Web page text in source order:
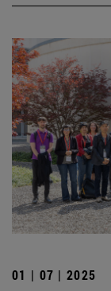
01 | 07 | 2025